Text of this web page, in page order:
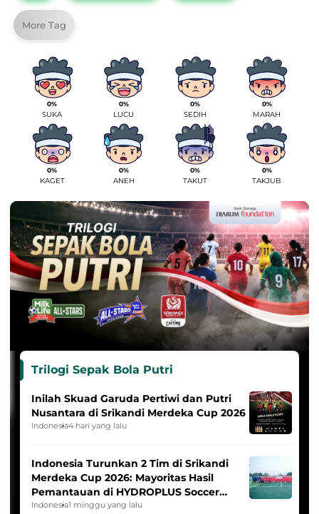
More Tag
0%
SUKA
0%
LUCU
0%
SEDIH
0%
MARAH
0%
KAGET
0%
ANEH
0%
TAKUT
0%
TAKJUB
Trilogi Sepak Bola Putri
Inilah Skuad Garuda Pertiwi dan Putri
Nusantara di Srikandi Merdeka Cup 2026
Indonesia4 hari yang lalu
Indonesia Turunkan 2 Tim di Srikandi
Merdeka Cup 2026: Mayoritas Hasil
Pemantauan di HYDROPLUS Soccer
League
Indonesia1 minggu yang lalu